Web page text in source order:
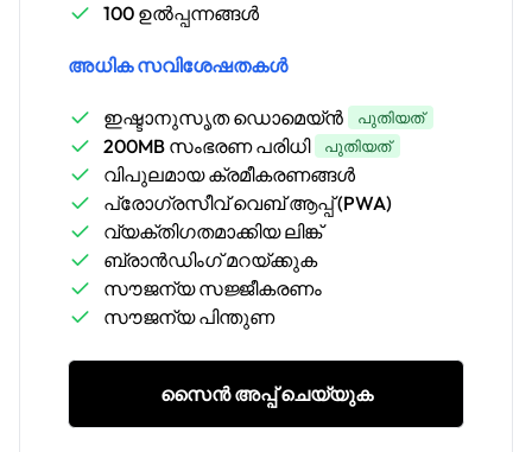
100 ഉൽപ്പന്നങ്ങൾ
അധിക സവിശേഷതകൾ
ഇഷ്ടാനുസൃത ഡൊമെയ്ൻ പുതിയത്
200MB സംഭരണ ​​പരിധി പുതിയത്
വിപുലമായ ക്രമീകരണങ്ങൾ
പ്രോഗ്രസീവ് വെബ് ആപ്പ് (PWA)
വ്യക്തിഗതമാക്കിയ ലിങ്ക്
ബ്രാൻഡിംഗ് മറയ്ക്കുക
സൗജന്യ സജ്ജീകരണം
സൗജന്യ പിന്തുണ
സൈൻ അപ്പ് ചെയ്യുക